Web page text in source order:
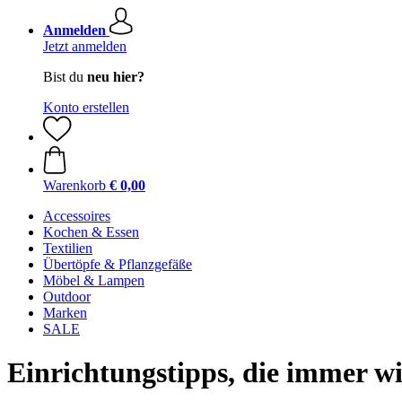
Anmelden
Jetzt anmelden
Bist du neu hier?
Konto erstellen
Warenkorb € 0,00
Accessoires
Kochen & Essen
Textilien
Übertöpfe & Pflanzgefäße
Möbel & Lampen
Outdoor
Marken
SALE
Einrichtungstipps, die immer